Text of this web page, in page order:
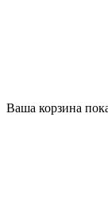
Ваша корзина